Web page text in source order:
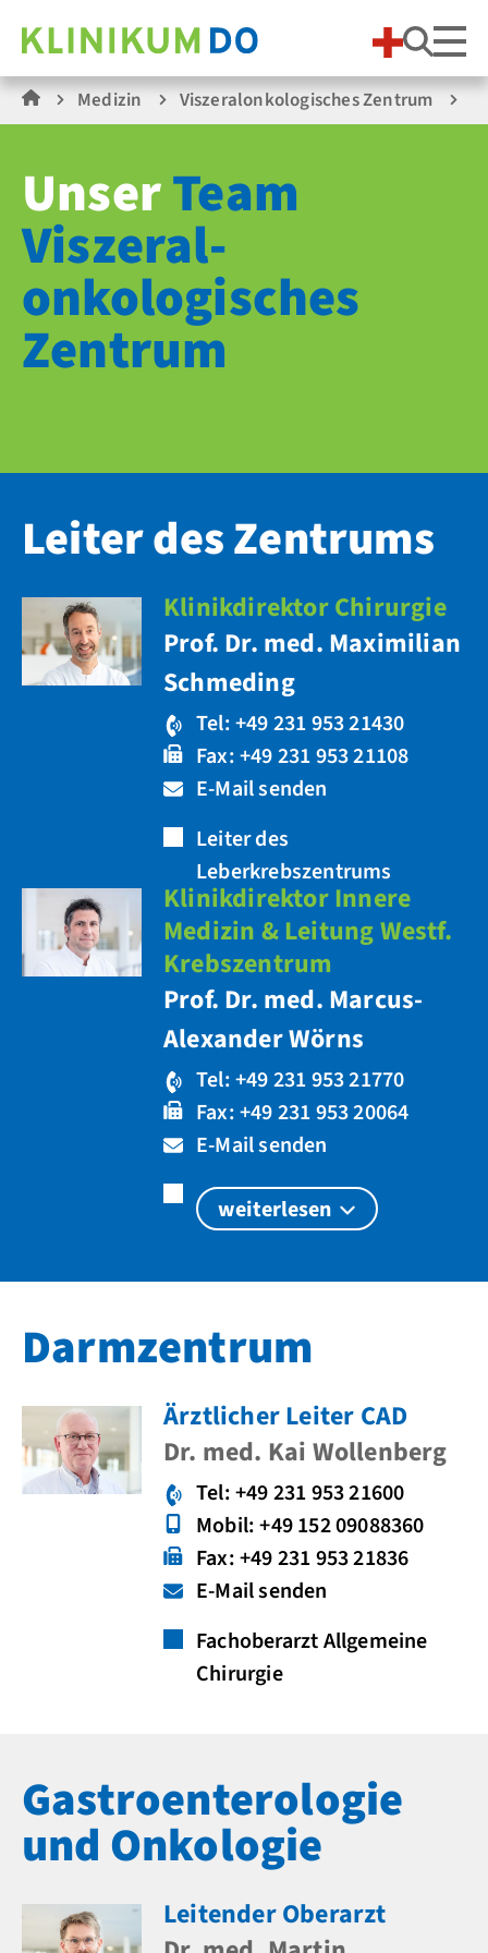
Medizin Viszeralonkologisches Zentrum
UnserTeam
Viszeral­
onkologisches
Zentrum
Leiter des Zentrums
Klinikdirektor Chirurgie
Prof. Dr. med. Maximilian
Schmeding
Tel: +49 231 953 21430
Fax: +49 231 953 21108
E-Mail senden
Leiter des
Leberkrebszentrums
Klinikdirektor Innere
Medizin & Leitung Westf.
Krebszentrum
Prof. Dr. med. Marcus-
Alexander Wörns
Tel: +49 231 953 21770
Fax: +49 231 953 20064
E-Mail senden
weiterlesen
Darmzentrum
Ärztlicher Leiter CAD
Dr. med. Kai Wollenberg
Tel: +49 231 953 21600
Mobil: +49 152 09088360
Fax: +49 231 953 21836
E-Mail senden
Fachoberarzt Allgemeine
Chirurgie
Gastroenterologie
und Onkologie
Leitender Oberarzt